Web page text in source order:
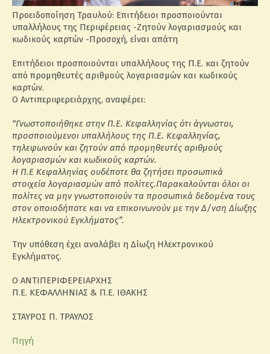
Προειδοποίηση Τραυλού: Επιτήδειοι προσποιούνται
υπαλλήλους της Περιφέρειας -Ζητούν λογαριασμούς και
κωδικούς καρτών -Προσοχή, είναι απάτη
Επιτήδειοι προσποιούνται υπαλλήλους της Π.Ε. και ζητούν
από προμηθευτές αριθμούς λογαριασμών και κωδικούς
καρτών.
Ο Αντιπεριφερειάρχης, αναφέρει:
“Γνωστοποιήθηκε στην Π.Ε. Κεφαλληνίας ότι άγνωστοι,
προσποιούμενοι υπαλλήλους της Π.Ε. Κεφαλληνίας,
τηλεφωνούν και ζητούν από προμηθευτές αριθμούς
λογαριασμών και κωδικούς καρτών.
Η Π.Ε Κεφαλληνίας ουδέποτε θα ζητήσει προσωπικά
στοιχεία λογαριασμών από πολίτες.Παρακαλούνται όλοι οι
πολίτες να μην γνωστοποιούν τα προσωπικά δεδομένα τους
στον οποιοδήποτε και να επικοινωνούν με την Δ/νση Δίωξης
Ηλεκτρονικού Εγκλήματος”.
Την υπόθεση έχει αναλάβει η Δίωξη Ηλεκτρονικού
Εγκλήματος.
Ο ΑΝΤΙΠΕΡΙΦΕΡΕΙΑΡΧΗΣ
Π.Ε. ΚΕΦΑΛΛΗΝΙΑΣ & Π.Ε. ΙΘΑΚΗΣ
ΣΤΑΥΡΟΣ Π. ΤΡΑΥΛΟΣ
Πηγή